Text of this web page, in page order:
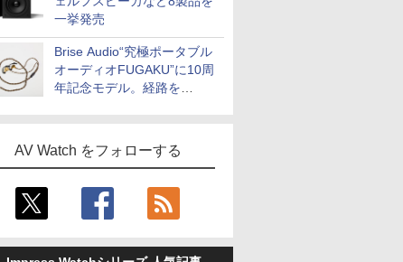
一挙発売
Brise Audio“究極ポータブル
オーディオFUGAKU”に10周
年記念モデル。経路を
AV Watch をフォローする